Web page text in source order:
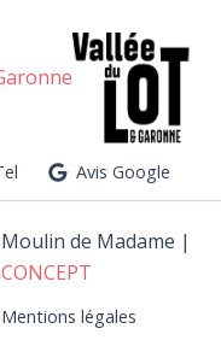
Avis Google
de Madame |
légales